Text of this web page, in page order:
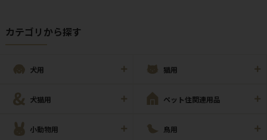
カテゴリから探す
犬用 猫用
犬猫用 ペット住関連用品
小動物用 鳥用